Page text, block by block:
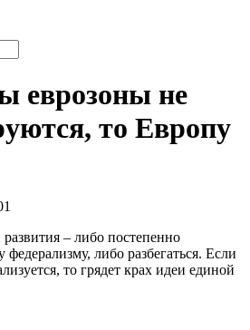
еврозоны не
то Европу
– либо постепенно
либо разбегаться. Если
то грядет крах идеи единой